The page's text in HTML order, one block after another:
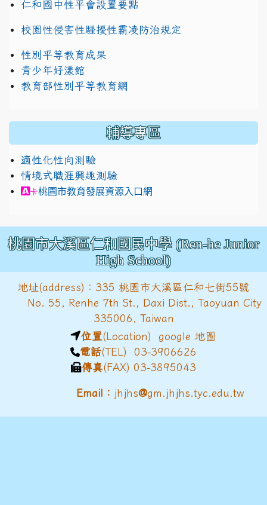
仁和國中性平會設置要點
校園性侵害性騷擾性霸凌防治規定
性別平等教育成果
青少年好漾館
教育部性別平等教育網
輔導專區
適性化性向測驗
情境式職涯興趣測驗
link to https://exam.career.ntnu.edu.tw/cit/
卡桃園市教育發展資源入口網
桃園市大溪區仁和國民中學 (Ren-he Junior
High School)
地址(address)：335 桃園市大溪區仁和七街55號
No. 55, Renhe 7th St., Daxi Dist., Taoyuan City
335006, Taiwan
位置(Location) google 地圖
電話(TEL) 03-3906626
傳真(FAX) 03-3895043
Email： jhjhs@gm.jhjhs.tyc.edu.tw